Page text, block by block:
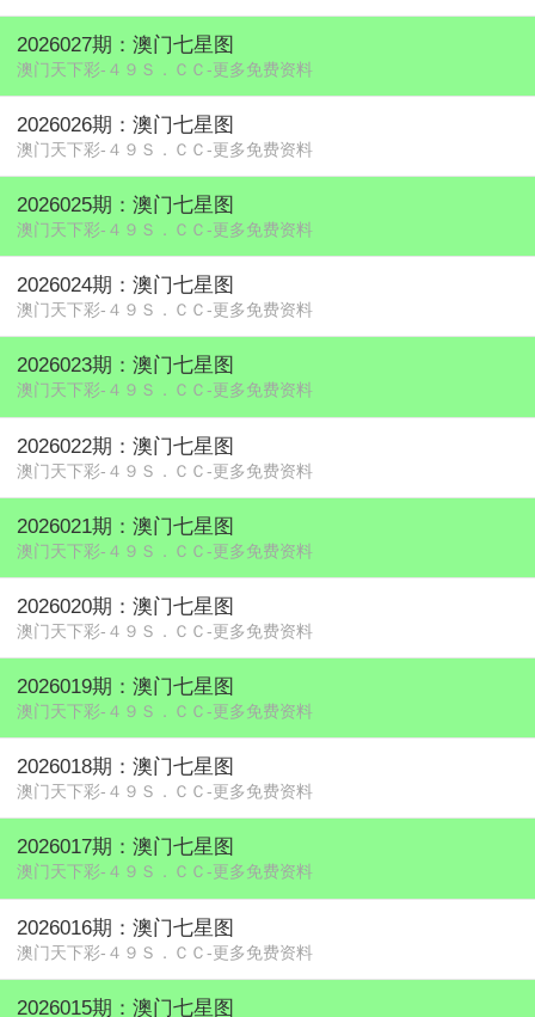
2026027期：澳门七星图
澳门天下彩-４９Ｓ．ＣＣ-更多免费资料
2026026期：澳门七星图
澳门天下彩-４９Ｓ．ＣＣ-更多免费资料
2026025期：澳门七星图
澳门天下彩-４９Ｓ．ＣＣ-更多免费资料
2026024期：澳门七星图
澳门天下彩-４９Ｓ．ＣＣ-更多免费资料
2026023期：澳门七星图
澳门天下彩-４９Ｓ．ＣＣ-更多免费资料
2026022期：澳门七星图
澳门天下彩-４９Ｓ．ＣＣ-更多免费资料
2026021期：澳门七星图
澳门天下彩-４９Ｓ．ＣＣ-更多免费资料
2026020期：澳门七星图
澳门天下彩-４９Ｓ．ＣＣ-更多免费资料
2026019期：澳门七星图
澳门天下彩-４９Ｓ．ＣＣ-更多免费资料
2026018期：澳门七星图
澳门天下彩-４９Ｓ．ＣＣ-更多免费资料
2026017期：澳门七星图
澳门天下彩-４９Ｓ．ＣＣ-更多免费资料
2026016期：澳门七星图
澳门天下彩-４９Ｓ．ＣＣ-更多免费资料
2026015期：澳门七星图